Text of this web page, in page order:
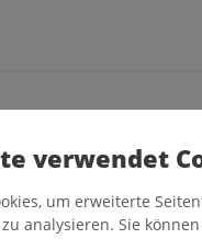
verwendet
um erweiterte
analysieren. Sie